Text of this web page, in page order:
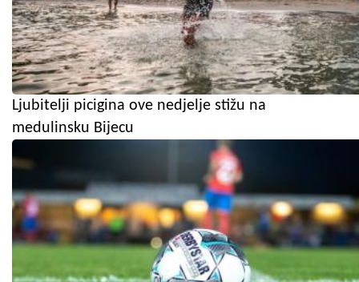
Ljubitelji picigina ove nedjelje stižu na
medulinsku Bijecu